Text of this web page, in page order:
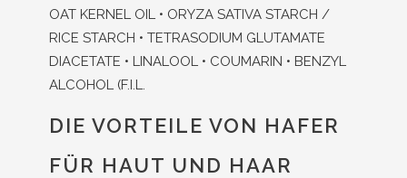
OAT KERNEL OIL • ORYZA SATIVA STARCH /
RICE STARCH • TETRASODIUM GLUTAMATE
DIACETATE • LINALOOL • COUMARIN • BENZYL
ALCOHOL (F.I.L.
DIE VORTEILE VON HAFER
FÜR HAUT UND HAAR